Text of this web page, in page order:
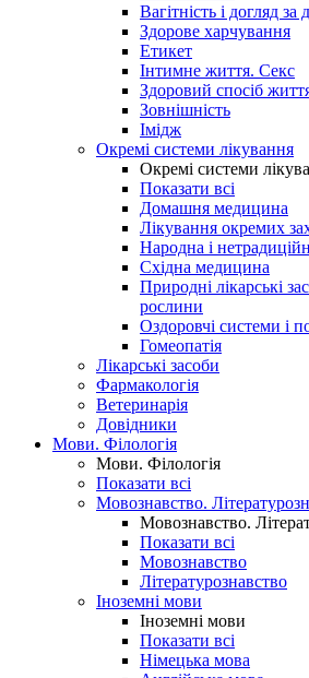
Вагітність і догляд
Здорове харчування
Етикет
Інтимне життя. Секс
Здоровий спосіб
Зовнішність
Імідж
Окремі системи лікування
Окремі системи
Показати всі
Домашня медицина
Лікування окремих
Народна і
Східна медицина
Природні лікарські
рослини
Оздоровчі системи і
Гомеопатія
Лікарські засоби
Фармакологія
Ветеринарія
Довідники
Мови. Філологія
Мови. Філологія
Показати всі
Мовознавство.
Мовознавство.
Показати всі
Мовознавство
Літературознавство
Іноземні мови
Іноземні мови
Показати всі
Німецька мова